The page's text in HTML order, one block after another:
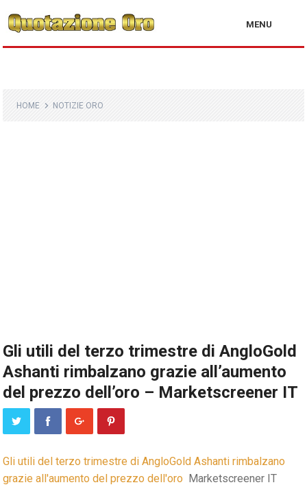
MENU
HOME NOTIZIE ORO
Gli utili del terzo trimestre di AngloGold
Ashanti rimbalzano grazie all’aumento
del prezzo dell’oro – Marketscreener IT
Gli utili del terzo trimestre di AngloGold Ashanti rimbalzano
grazie all'aumento del prezzo dell'oro Marketscreener IT